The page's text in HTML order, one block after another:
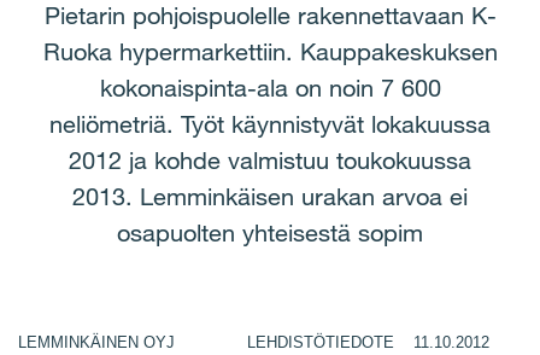
Pietarin pohjoispuolelle rakennettavaan K-
Ruoka hypermarkettiin. Kauppakeskuksen
kokonaispinta-ala on noin 7 600
neliömetriä. Työt käynnistyvät lokakuussa
2012 ja kohde valmistuu toukokuussa
2013. Lemminkäisen urakan arvoa ei
osapuolten yhteisestä sopim
LEMMINKÄINEN OYJ LEHDISTÖTIEDOTE 11.10.2012